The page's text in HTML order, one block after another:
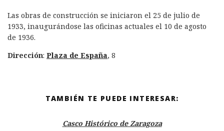
Las obras de construcción se iniciaron el 25 de julio de
1933, inaugurándose las oficinas actuales el 10 de agosto
de 1936.
Dirección: Plaza de España, 8
TAMBIÉN TE PUEDE INTERESAR:
Casco Histórico de Zaragoza